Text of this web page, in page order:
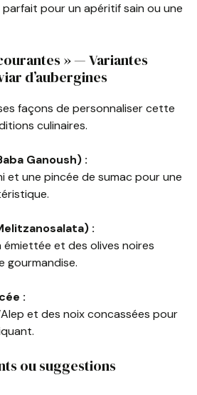
pour un apéritif sain ou une
» — Variantes
d’aubergines
façons de personnaliser cette
culinaires.
Ganoush) :
et une pincée de sumac pour une
:
et des olives noires
gourmandise.
:
et des noix concassées pour
ou suggestions